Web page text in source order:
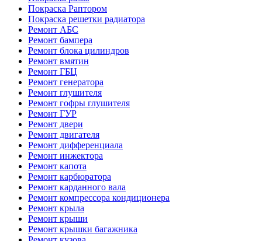
Покраска Раптором
Покраска решетки радиатора
Ремонт АБС
Ремонт бампера
Ремонт блока цилиндров
Ремонт вмятин
Ремонт ГБЦ
Ремонт генератора
Ремонт глушителя
Ремонт гофры глушителя
Ремонт ГУР
Ремонт двери
Ремонт двигателя
Ремонт дифференциала
Ремонт инжектора
Ремонт капота
Ремонт карбюратора
Ремонт карданного вала
Ремонт компрессора кондиционера
Ремонт крыла
Ремонт крыши
Ремонт крышки багажника